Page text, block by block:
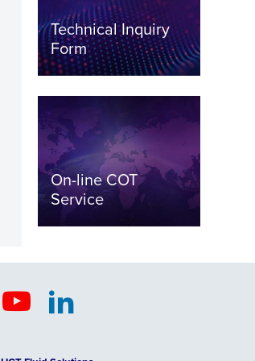
Technical Inquiry
Form
On-line COT
Service